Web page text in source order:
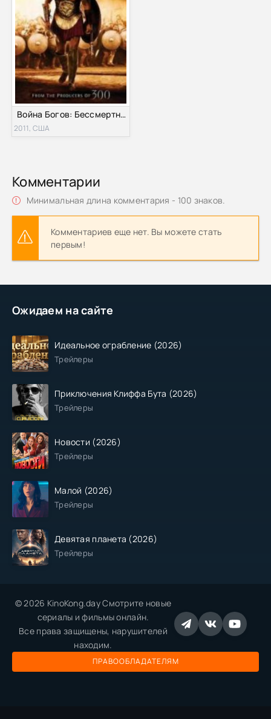
Ожидаем на сайте
Идеальное ограбление (2026)
Трейлеры
Приключения Клиффа Бута (2026)
Трейлеры
Новости (2026)
Трейлеры
Малой (2026)
Трейлеры
Девятая планета (2026)
Трейлеры
Война Богов: Бессмертные (2011)
2011, США
Комментарии
Минимальная длина комментария - 100 знаков.
Комментариев еще нет. Вы можете стать
первым!
© 2026 KinoKong.day Смотрите новые
сериалы и фильмы онлайн.
Все права защищены, нарушителей
находим.
ПРАВООБЛАДАТЕЛЯМ